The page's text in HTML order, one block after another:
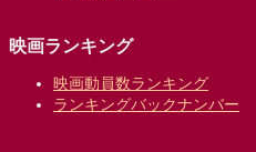
映画ランキング
映画動員数ランキング
ランキングバックナンバー